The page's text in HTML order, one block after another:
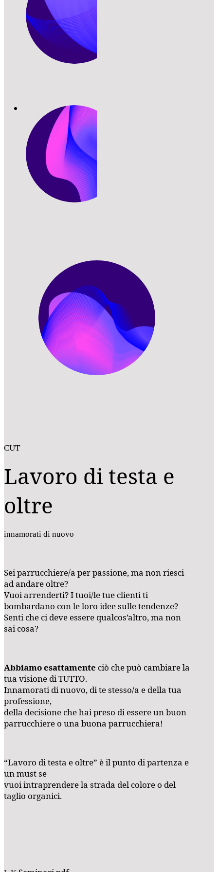
CUT
Lavoro di testa e
oltre
innamorati di nuovo
Sei parrucchiere/a per passione, ma non riesci
ad andare oltre?
Vuoi arrenderti? I tuoi/le tue clienti ti
bombardano con le loro idee sulle tendenze?
Senti che ci deve essere qualcos’altro, ma non
sai cosa?
Abbiamo esattamente ciò che può cambiare la
tua visione di TUTTO.
Innamorati di nuovo, di te stesso/a e della tua
professione,
della decisione che hai preso di essere un buon
parrucchiere o una buona parrucchiera!
“Lavoro di testa e oltre” è il punto di partenza e
un must se
vuoi intraprendere la strada del colore o del
taglio organici.